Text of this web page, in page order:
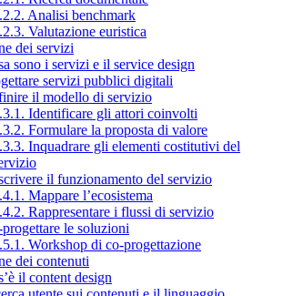
Analisi benchmark
Valutazione euristica
dei servizi
sono i servizi e il service design
servizi pubblici digitali
il modello di servizio
Identificare gli attori coinvolti
Formulare la proposta di valore
Inquadrare gli elementi costitutivi del
il funzionamento del servizio
Mappare l’ecosistema
Rappresentare i flussi di servizio
le soluzioni
Workshop di co-progettazione
dei contenuti
il content design